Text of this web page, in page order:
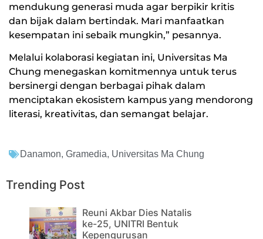
mendukung generasi muda agar berpikir kritis
dan bijak dalam bertindak. Mari manfaatkan
kesempatan ini sebaik mungkin,” pesannya.
Melalui kolaborasi kegiatan ini, Universitas Ma
Chung menegaskan komitmennya untuk terus
bersinergi dengan berbagai pihak dalam
menciptakan ekosistem kampus yang mendorong
literasi, kreativitas, dan semangat belajar.
Danamon, Gramedia, Universitas Ma Chung
Trending Post
Reuni Akbar Dies Natalis
ke-25, UNITRI Bentuk
Kepengurusan